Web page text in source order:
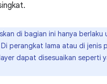
di bagian ini hanya
perangkat lama atau di jenis
dapat disesuaikan seperti